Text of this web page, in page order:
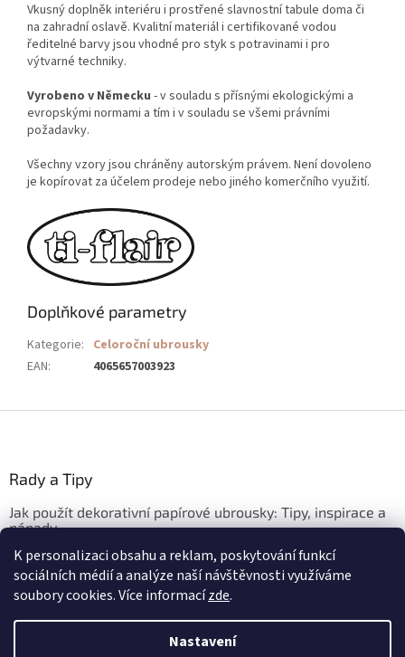
K personalizaci obsahu a reklam, poskytování funkcí
sociálních médií a analýze naší návštěvnosti využíváme
soubory cookies. Více informacízde.
Nastavení
Vkusný doplněk interiéru i prostřené slavnostní tabule doma či
na zahradní oslavě. Kvalitní materiál i certifikované vodou
ředitelné barvy jsou vhodné pro styk s potravinami i pro
výtvarné techniky.
Vyrobeno v Německu - v souladu s přísnými ekologickými a
evropskými normami a tím i v souladu se všemi právními
požadavky.
Všechny vzory jsou chráněny autorským právem. Není dovoleno
je kopírovat za účelem prodeje nebo jiného komerčního využití.
Doplňkové parametry
Kategorie: Celoroční ubrousky
EAN: 4065657003923
Rady a Tipy
Jak použít dekorativní papírové ubrousky: Tipy, inspirace a
nápady
3.3.2026